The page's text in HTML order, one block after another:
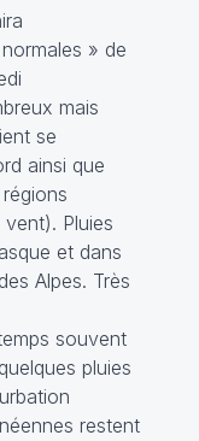
» de
mais
se
ainsi que
Pluies
et dans
Alpes. Très
souvent
pluies
restent